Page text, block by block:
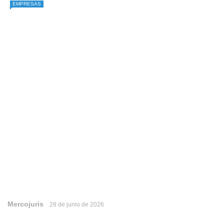
EMPRESAS
Mercojuris 28 de junio de 2026